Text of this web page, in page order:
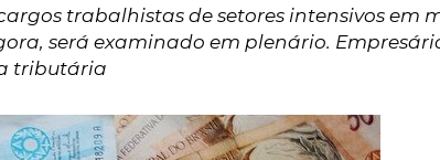
trabalhistas de setores intensivos em
será examinado em plenário.
tributária